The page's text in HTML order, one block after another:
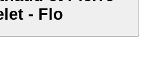
- Flo